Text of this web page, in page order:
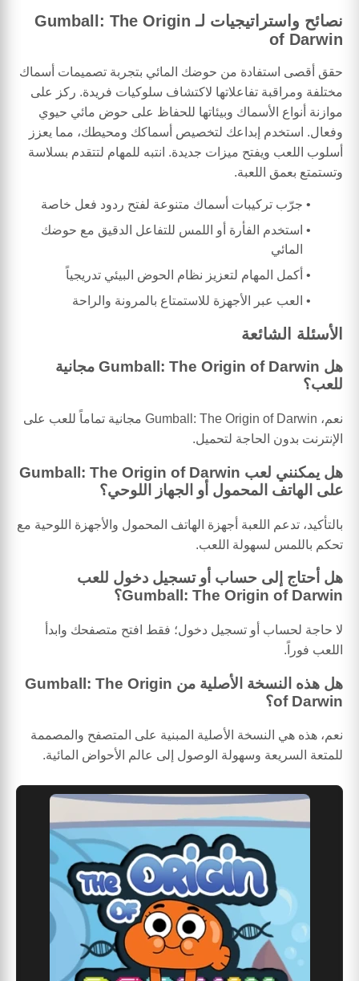
نصائح واستراتيجيات لـ Gumball: The Origin
of Darwin
حقق أقصى استفادة من حوضك المائي بتجربة تصميمات أسماك
مختلفة ومراقبة تفاعلاتها لاكتشاف سلوكيات فريدة. ركز على
موازنة أنواع الأسماك وبيئاتها للحفاظ على حوض مائي حيوي
وفعال. استخدم إبداعك لتخصيص أسماكك ومحيطك، مما يعزز
أسلوب اللعب ويفتح ميزات جديدة. انتبه للمهام لتتقدم بسلاسة
وتستمتع بعمق اللعبة.
جرّب تركيبات أسماك متنوعة لفتح ردود فعل خاصة
استخدم الفأرة أو اللمس للتفاعل الدقيق مع حوضك
المائي
أكمل المهام لتعزيز نظام الحوض البيئي تدريجياً
العب عبر الأجهزة للاستمتاع بالمرونة والراحة
الأسئلة الشائعة
هل Gumball: The Origin of Darwin مجانية
للعب؟
نعم، Gumball: The Origin of Darwin مجانية تماماً للعب على
الإنترنت بدون الحاجة لتحميل.
هل يمكنني لعب Gumball: The Origin of Darwin
على الهاتف المحمول أو الجهاز اللوحي؟
بالتأكيد، تدعم اللعبة أجهزة الهاتف المحمول والأجهزة اللوحية مع
تحكم باللمس لسهولة اللعب.
هل أحتاج إلى حساب أو تسجيل دخول للعب
Gumball: The Origin of Darwin؟
لا حاجة لحساب أو تسجيل دخول؛ فقط افتح متصفحك وابدأ
اللعب فوراً.
هل هذه النسخة الأصلية من Gumball: The Origin
of Darwin؟
نعم، هذه هي النسخة الأصلية المبنية على المتصفح والمصممة
للمتعة السريعة وسهولة الوصول إلى عالم الأحواض المائية.